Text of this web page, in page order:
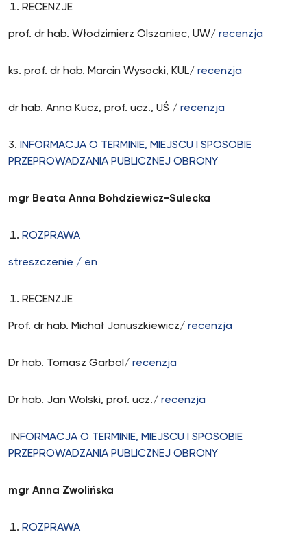
RECENZJE
prof. dr hab. Włodzimierz Olszaniec, UW/ recenzja
ks. prof. dr hab. Marcin Wysocki, KUL/ recenzja
dr hab. Anna Kucz, prof. ucz., UŚ / recenzja
3.
INFORMACJA O TERMINIE, MIEJSCU I SPOSOBIE
PRZEPROWADZANIA PUBLICZNEJ OBRONY
mgr Beata Anna Bohdziewicz-Sulecka
ROZPRAWA
streszczenie / en
RECENZJE
Prof. dr hab. Michał Januszkiewicz/ recenzja
Dr hab. Tomasz Garbol/ recenzja
Dr hab. Jan Wolski, prof. ucz./ recenzja
IN FORMACJA O TERMINIE, MIEJSCU I SPOSOBIE
PRZEPROWADZANIA PUBLICZNEJ OBRONY
mgr Anna Zwolińska
ROZPRAWA